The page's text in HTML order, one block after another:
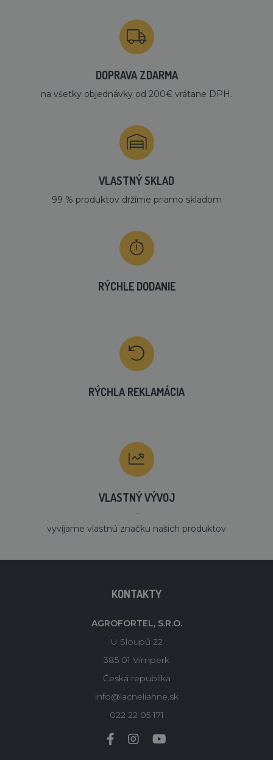
DOPRAVA ZDARMA
na všetky objednávky od 200€ vrátane DPH.
VLASTNÝ SKLAD
99 % produktov držíme priamo skladom
RÝCHLE DODANIE
RÝCHLA REKLAMÁCIA
VLASTNÝ VÝVOJ
´
vyvíjame vlastnú značku našich produktov
KONTAKTY
AGROFORTEL, S.R.O.
U Sloupů 22
385 01 Vimperk
Česká republika
info@lacneliahne.sk
022 22 05 171